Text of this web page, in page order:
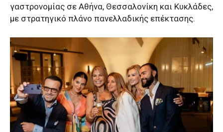
γαστρονομίας σε Αθήνα, Θεσσαλονίκη και Κυκλάδες,
με στρατηγικό πλάνο πανελλαδικής επέκτασης.